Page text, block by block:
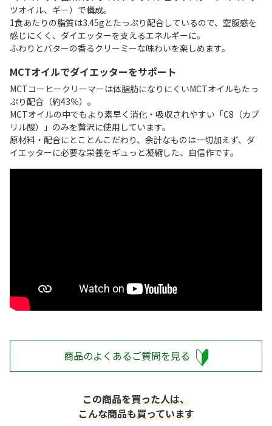
ツオイル、ギー）で構成。
1食あたりの脂質は3.45gとたっぷり配合しているので、空腹感を
感じにくく、ダイエッターを支えるエネルギーに。
ふわりとバターの香るクリーミーな味わいを楽しめます。
MCTオイルでダイエッターをサポート
MCTコーヒークリーマーは体脂肪になりにくいMCTオイルもたっ
ぷり配合（約43％）。
MCTオイルの中でもより素早く消化・吸収されやすい「C8（カプ
リル酸）」のみを贅沢に使用しています。
原材料・配合にとことんこだわり、余計なものは一切加えず、ダ
イエッターに必要な栄養をギュっと凝縮した、自信作です。
商品のよくあるご質問を見る
この商品を買った人は、
こんな商品も買っています